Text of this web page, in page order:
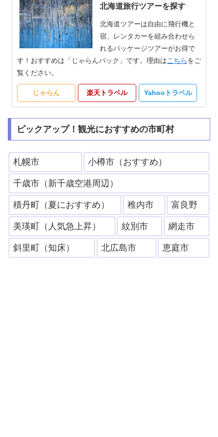
北海道旅行ツアーを探す
北海道ツアーは自由に飛行機と
宿、レンタカーを組み合わせら
れるパッケージツアーがお得で
す！おすすめは「じゃらんパック」です。理由はこちらをご
覧ください。
じゃらん 楽天トラベル Yahooトラベル
ピックアップ！観光におすすめの市町村
札幌市 小樽市（おすすめ）
千歳市（新千歳空港周辺）
積丹町（夏におすすめ） 稚内市 富良野
美瑛町（人気急上昇） 紋別市 網走市
斜里町（知床） 北広島市 恵庭市